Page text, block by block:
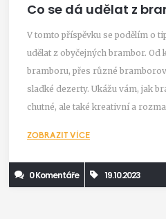
Co se dá udělat z
V tomto příspěvku se podělím o
udělat z obyčejných brambor. Od
bramboru, přes různé
sladké dezerty. Ukážu vám, jak
chutné, ale také kreativní a
ZOBRAZIT VÍCE
0 Komentáře 19.10.2023